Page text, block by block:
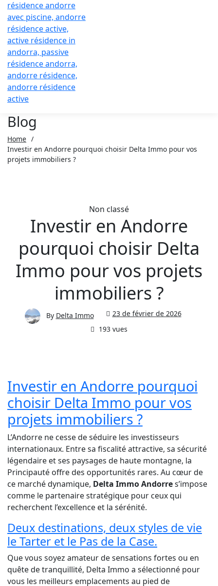
Blog
Home /
Investir en Andorre pourquoi choisir Delta Immo pour vos
projets immobiliers ?
Non classé
Investir en Andorre
pourquoi choisir Delta
Immo pour vos projets
immobiliers ?
By Delta Immo
23 de février de 2026
193 vues
Investir en Andorre pourquoi
choisir Delta Immo pour vos
projets immobiliers ?
L’Andorre ne cesse de séduire les investisseurs
internationaux. Entre sa fiscalité attractive, sa sécurité
légendaire et ses paysages de haute montagne, la
Principauté offre des opportunités rares. Au cœur de
ce marché dynamique, Delta Immo Andorres’impose
comme le partenaire stratégique pour ceux qui
recherchent l’excellence et la sérénité.
Deux destinations, deux styles de vie
le Tarter et le Pas de la Case.
Que vous soyez amateur de sensations fortes ou en
quête de tranquillité, Delta Immo a sélectionné pour
vous les meilleurs emplacements au pied de